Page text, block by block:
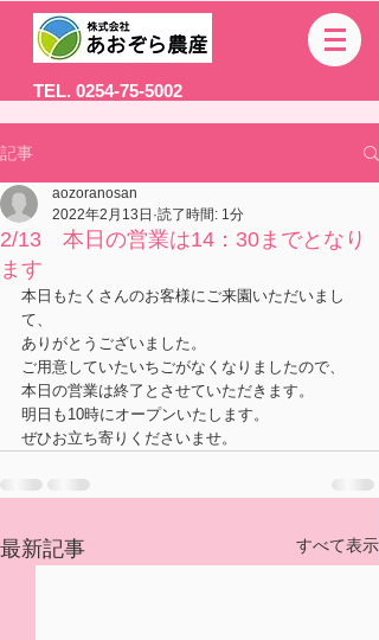
TEL. 0254-75-5002
記事
2/13 本日の営業は14：30までとなり
ます
aozoranosan
2022年2月13日 読了時間: 1分
本日もたくさんのお客様にご来園いただいまし
て、
ありがとうございました。
ご用意していたいちごがなくなりましたので、
本日の営業は終了とさせていただきます。
明日も10時にオープンいたします。
ぜひお立ち寄りくださいませ。
最新記事 すべて表示